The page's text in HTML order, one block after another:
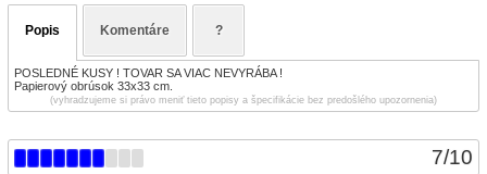
7/10
Popis Komentáre ?
POSLEDNÉ KUSY ! TOVAR SA VIAC NEVYRÁBA !
Papierový obrúsok 33x33 cm.
(vyhradzujeme si právo meniť tieto popisy a špecifikácie bez predošlého upozornenia)